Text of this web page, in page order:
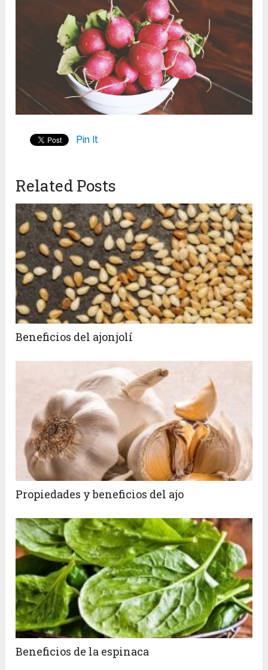
Pin It
Related Posts
Beneficios del ajonjolí
Propiedades y beneficios del ajo
Beneficios de la espinaca